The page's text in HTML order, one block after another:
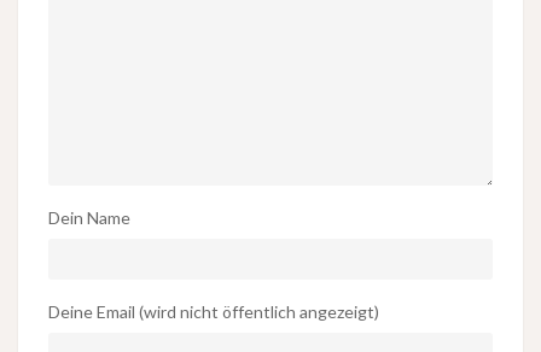
Dein Name
Deine Email (wird nicht öffentlich angezeigt)